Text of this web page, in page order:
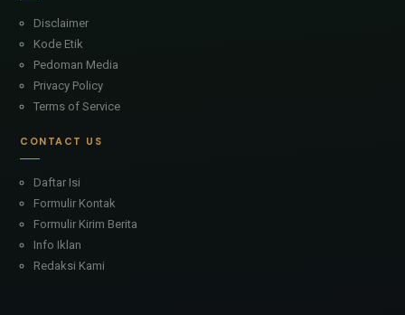
Disclaimer
Kode Etik
Pedoman Media
Privacy Policy
Terms of Service
CONTACT US
Daftar Isi
Formulir Kontak
Formulir Kirim Berita
Info Iklan
Redaksi Kami